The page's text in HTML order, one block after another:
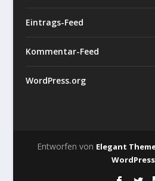
Eintrags-Feed
Kommentar-Feed
WordPress.org
Entworfen von Elegant
WordPress